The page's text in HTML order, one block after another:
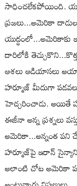
సాధించలేకపోయింది.
ప్రజలు...అమెరికా
దారిలోకి తెచ్చుకొని...కొత్త
ఆశలు ఆడియాసలు
హర్మూజ్‌ మీదుగా
హెచ్చరించాడు. అయితే
ఈజీనా అన్న ప్రశ్నలు
అమెరికా...అన్నంత పని
హర్మూజ్‌పై ఇరాన్‌
అలాంటి చోట అమెరికా